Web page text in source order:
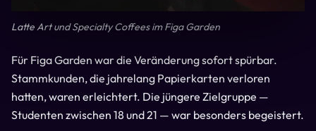
Latte Art und Specialty Coffees im Figa Garden
Für Figa Garden war die Veränderung sofort spürbar.
Stammkunden, die jahrelang Papierkarten verloren
hatten, waren erleichtert. Die jüngere Zielgruppe —
Studenten zwischen 18 und 21 — war besonders begeistert.